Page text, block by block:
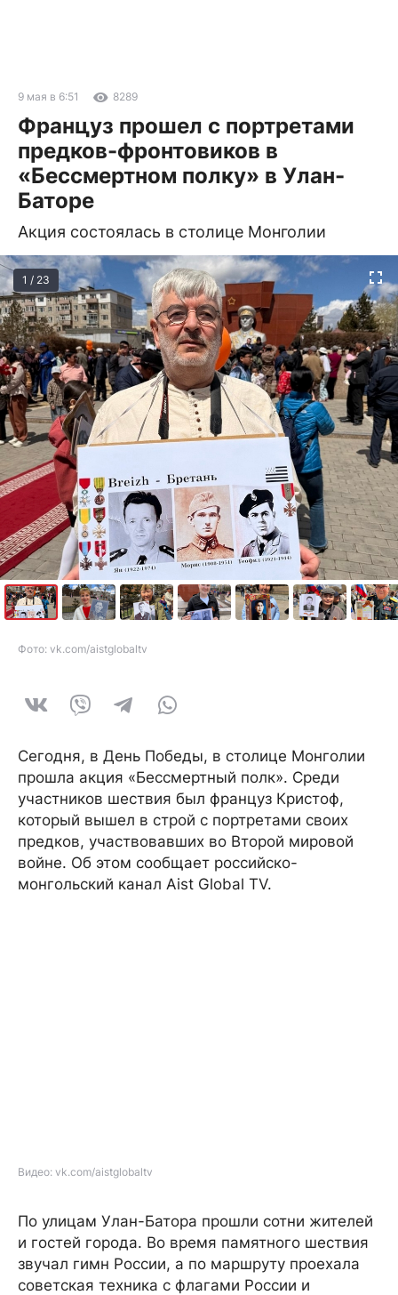
9 мая в 6:51 8289
Француз прошел с портретами
предков-фронтовиков в
«Бессмертном полку» в Улан-
Баторе
Акция состоялась в столице Монголии
1 / 23
Фото: vk.com/aistglobaltv
Сегодня, в День Победы, в столице Монголии
прошла акция «Бессмертный полк». Среди
участников шествия был француз Кристоф,
который вышел в строй с портретами своих
предков, участвовавших во Второй мировой
войне. Об этом сообщает российско-
монгольский канал Aist Global TV.
Видео: vk.com/aistglobaltv
По улицам Улан-Батора прошли сотни жителей
и гостей города. Во время памятного шествия
звучал гимн России, а по маршруту проехала
советская техника с флагами России и